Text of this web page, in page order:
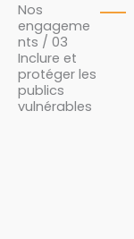
Nos
engageme
nts / 03
Inclure et
protéger les
publics
vulnérables